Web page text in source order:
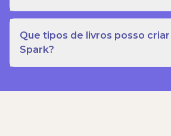
Que tipos de livros posso
Spark?